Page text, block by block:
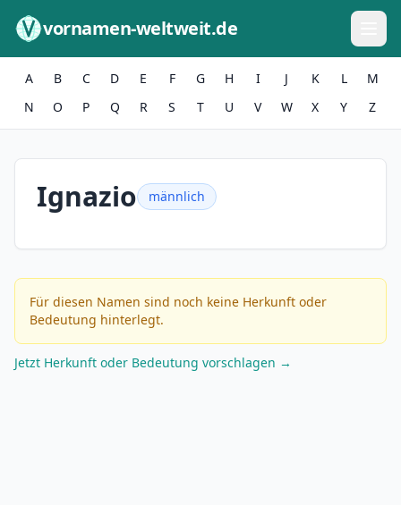
vornamen-weltweit.de
A B C D E F G H I J K L
M
N
O P Q R S T U V W X Y Z
Ignazio männlich
Für diesen Namen sind noch keine Herkunft oder
Bedeutung hinterlegt.
Jetzt Herkunft oder Bedeutung vorschlagen →